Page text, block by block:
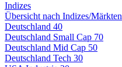
Indizes
Übersicht nach Indizes/Märkten
Deutschland 40
Deutschland Small Cap 70
Deutschland Mid Cap 50
Deutschland Tech 30